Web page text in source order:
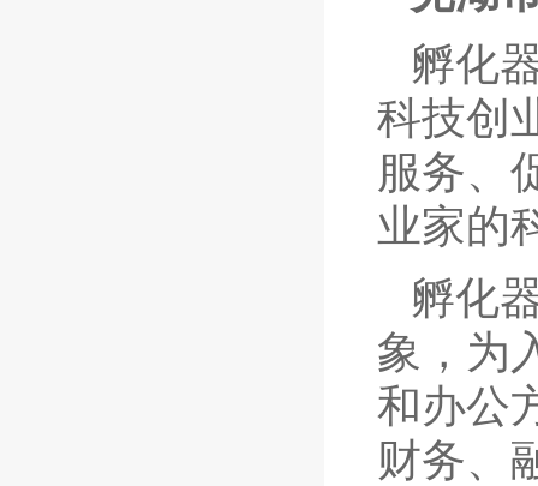
孵化
科技创
服务、
业家的
孵化
象，为
和办公
财务、